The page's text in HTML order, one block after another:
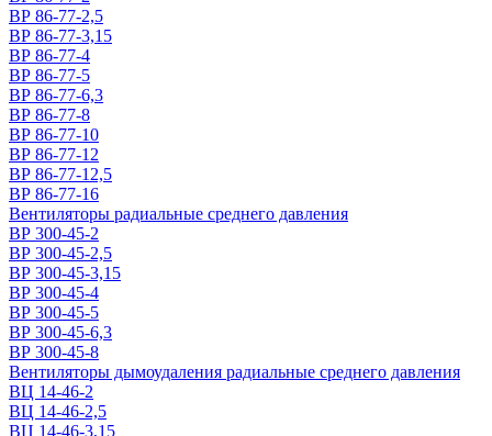
ВР 86-77-2,5
ВР 86-77-3,15
ВР 86-77-4
ВР 86-77-5
ВР 86-77-6,3
ВР 86-77-8
ВР 86-77-10
ВР 86-77-12
ВР 86-77-12,5
ВР 86-77-16
Вентиляторы радиальные среднего давления
ВР 300-45-2
ВР 300-45-2,5
ВР 300-45-3,15
ВР 300-45-4
ВР 300-45-5
ВР 300-45-6,3
ВР 300-45-8
Вентиляторы дымоудаления радиальные среднего давления
ВЦ 14-46-2
ВЦ 14-46-2,5
ВЦ 14-46-3,15